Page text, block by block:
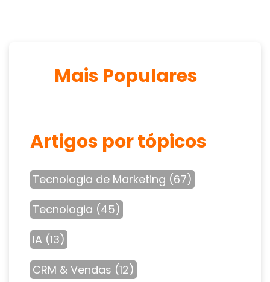
Mais Populares
Artigos por tópicos
Tecnologia de Marketing (67)
Tecnologia (45)
IA (13)
CRM & Vendas (12)